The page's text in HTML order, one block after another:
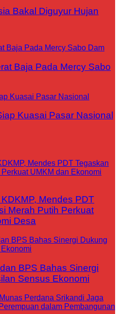
Bakal Diguyur Hujan
Baja Pada Mercy Sabo
Kuasai Pasar Nasional
Mendes PDT
Merah Putih Perkuat
Desa
BPS Bahas Sinergi
Sensus Ekonomi